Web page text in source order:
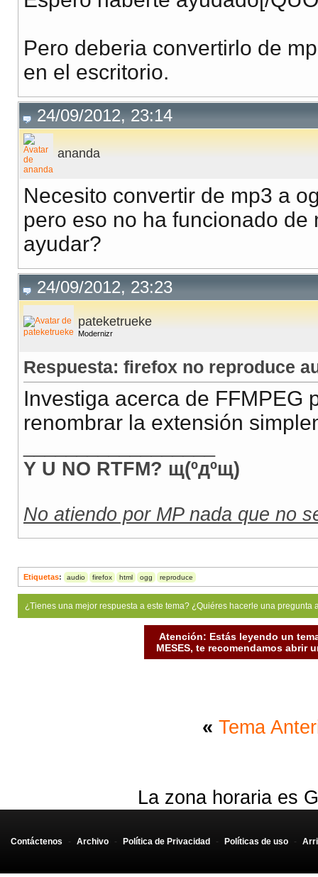
Pero deberia convertirlo de
en el escritorio.
24/09/2012, 23:14
ananda
Necesito convertir de mp3 a
pero eso no ha funcionado
ayudar?
24/09/2012, 23:23
pateketrueke
Modernizr
Respuesta: firefox no reproduce
Investiga acerca de FFMPEG
renombrar la extensión
Y U NO RTFM? щ(ºдºщ)
No atiendo por MP nada que no
Etiquetas: audio firefox html ogg reproduce
¿Tienes una mejor respuesta a este tema? ¿Quiéres hacerle una
Atención: Estás leyendo un
MESES, te recomendamos abrir
« Tema
La zona horaria es
Contáctenos - Archivo - Política de Privacidad - Políticas de uso -